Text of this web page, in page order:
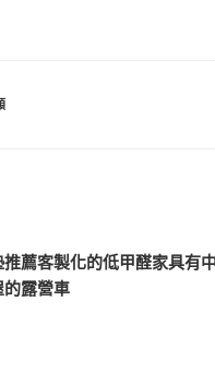
薦客製化的低甲醛家具有
露營車